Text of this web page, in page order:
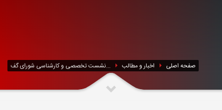
نشست تخصصی و کارشناسی شورای گف... اخبار و مطالب صفحه اصلی